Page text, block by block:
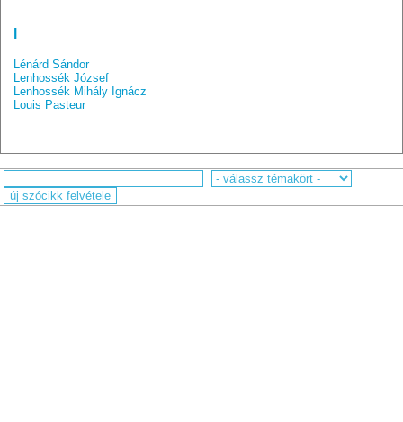
Lénárd Sándor
Lenhossék József
Lenhossék Mihály Ignácz
Louis Pasteur